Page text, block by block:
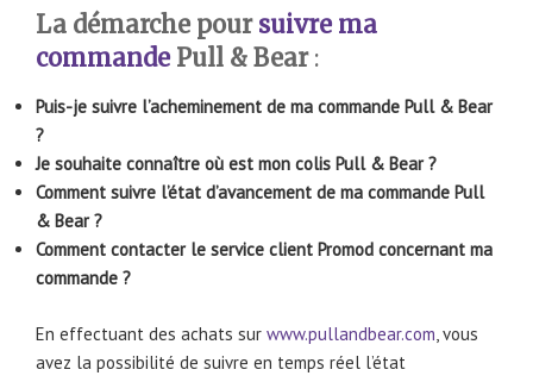
La démarche pour suivre ma
commandePull & Bear :
Puis-je suivre l’acheminement de ma commande Pull & Bear
?
Je souhaite connaître où est mon colis Pull & Bear ?
Comment suivre l’état d’avancement de ma commande Pull
& Bear ?
Comment contacter le service client Promod concernant ma
commande ?
En effectuant des achats sur www.pullandbear.com , vous
avez la possibilité de suivre en temps réel l’état